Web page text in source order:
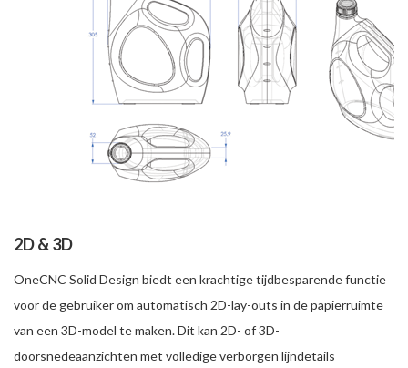
2D & 3D
OneCNC Solid Design biedt een krachtige tijdbesparende functie
voor de gebruiker om automatisch 2D-lay-outs in de papierruimte
van een 3D-model te maken. Dit kan 2D- of 3D-
doorsnedeaanzichten met volledige verborgen lijndetails